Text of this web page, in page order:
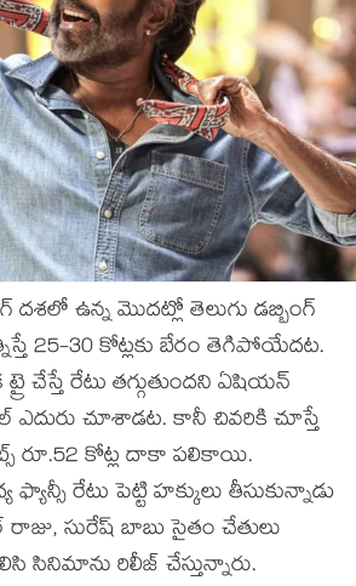
దశలో ఉన్న మొదట్లో తెలుగు డబ్బింగ్
25-30 కోట్లకు బేరం తెగిపోయేదట.
చేస్తే రేటు తగ్గుతుందని ఏషియన్
ఎదురు చూశాడట. కానీ చివరికి చూస్తే
రూ.52 కోట్ల దాకా పలికాయి.
రేటు పెట్టి హక్కులు తీసుకున్నాడు
సురేష్ బాబు సైతం చేతులు
సినిమాను రిలీజ్ చేస్తున్నారు.